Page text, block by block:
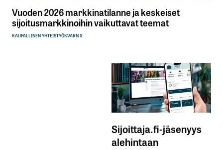
Vuoden 2026 markkinatilanne ja keskeiset
sijoitusmarkkinoihin vaikuttavat teemat
KAUPALLINEN YHTEISTYÖKVARN X
Sijoittaja.fi-jäsenyys
alehintaan